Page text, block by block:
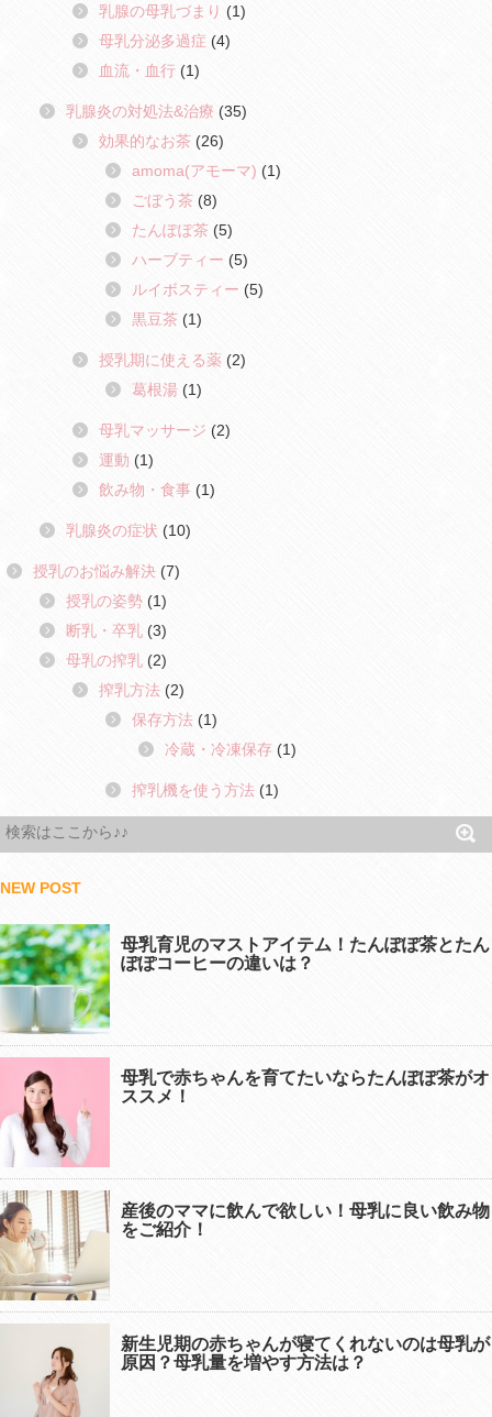
乳腺の母乳づまり (1)
母乳分泌多過症 (4)
血流・血行 (1)
乳腺炎の対処法&治療 (35)
効果的なお茶 (26)
amoma(アモーマ) (1)
ごぼう茶 (8)
たんぽぽ茶 (5)
ハーブティー (5)
ルイボスティー (5)
黒豆茶 (1)
授乳期に使える薬 (2)
葛根湯 (1)
母乳マッサージ (2)
運動 (1)
飲み物・食事 (1)
乳腺炎の症状 (10)
授乳のお悩み解決 (7)
授乳の姿勢 (1)
断乳・卒乳 (3)
母乳の搾乳 (2)
搾乳方法 (2)
保存方法 (1)
冷蔵・冷凍保存 (1)
搾乳機を使う方法 (1)
NEW POST
母乳育児のマストアイテム！たんぽぽ茶とたん
ぽぽコーヒーの違いは？
母乳で赤ちゃんを育てたいならたんぽぽ茶がオ
ススメ！
産後のママに飲んで欲しい！母乳に良い飲み物
をご紹介！
新生児期の赤ちゃんが寝てくれないのは母乳が
原因？母乳量を増やす方法は？